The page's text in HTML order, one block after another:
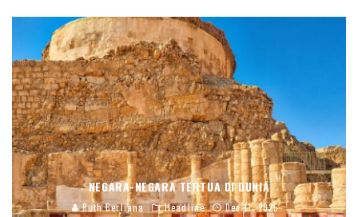
NEGARA-NEGARA TERTUA DI DUNIA
Ruth Berliana Headline Dec 11, 2025